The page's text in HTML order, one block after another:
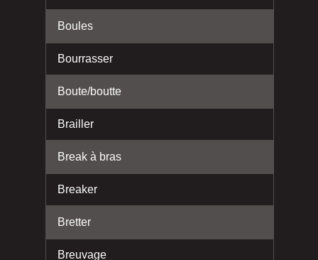
Boules
Bourrasser
Boute/boutte
Brailler
Break à bras
Breaker
Bretter
Breuvage